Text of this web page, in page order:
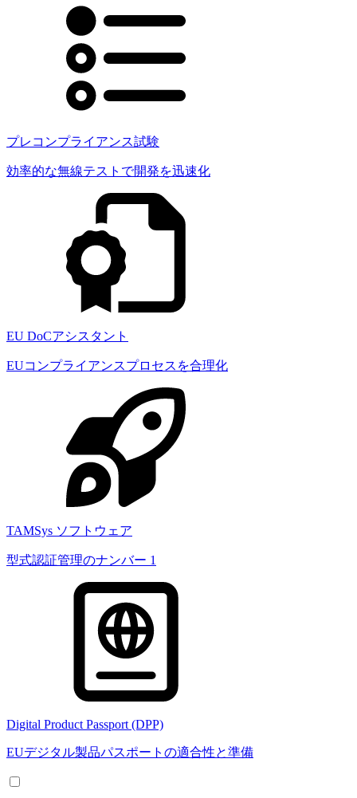
プレコンプライアンス試験
効率的な無線テストで開発を迅速化
EU DoCアシスタント
EUコンプライアンスプロセスを合理化
TAMSys ソフトウェア
型式認証管理のナンバー 1
Digital Product Passport (DPP)
EUデジタル製品パスポートの適合性と準備